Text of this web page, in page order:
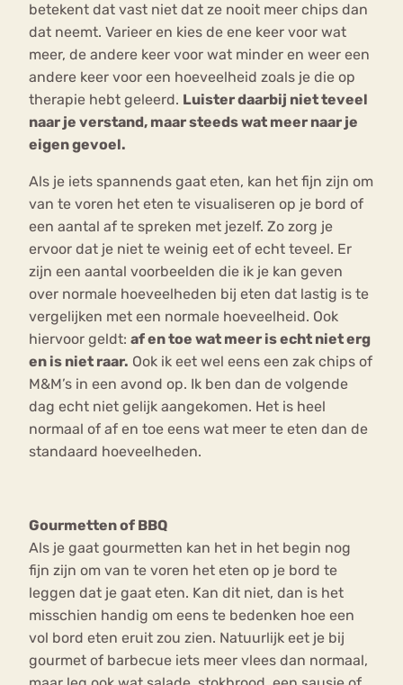
betekent dat vast niet dat ze nooit meer chips dan
dat neemt. Varieer en kies de ene keer voor wat
meer, de andere keer voor wat minder en weer een
andere keer voor een hoeveelheid zoals je die op
therapie hebt geleerd. Luister daarbij niet teveel
naar je verstand, maar steeds wat meer naar je
eigen gevoel.
Als je iets spannends gaat eten, kan het fijn zijn om
van te voren het eten te visualiseren op je bord of
een aantal af te spreken met jezelf. Zo zorg je
ervoor dat je niet te weinig eet of echt teveel. Er
zijn een aantal voorbeelden die ik je kan geven
over normale hoeveelheden bij eten dat lastig is te
vergelijken met een normale hoeveelheid. Ook
hiervoor geldt: af en toe wat meer is echt niet erg
en is niet raar. Ook ik eet wel eens een zak chips of
M&M’s in een avond op. Ik ben dan de volgende
dag echt niet gelijk aangekomen. Het is heel
normaal of af en toe eens wat meer te eten dan de
standaard hoeveelheden.
Gourmetten of BBQ
Als je gaat gourmetten kan het in het begin nog
fijn zijn om van te voren het eten op je bord te
leggen dat je gaat eten. Kan dit niet, dan is het
misschien handig om eens te bedenken hoe een
vol bord eten eruit zou zien. Natuurlijk eet je bij
gourmet of barbecue iets meer vlees dan normaal,